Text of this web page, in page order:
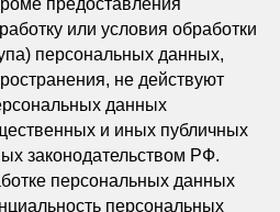
предоставления
или условия обработки
персональных данных,
не действуют
данных
и иных публичных
законодательством РФ.
персональных данных
персональных